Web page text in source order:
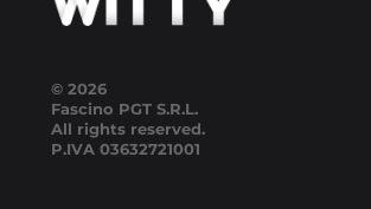
© 2026
Fascino PGT S.R.L.
All rights reserved.
P.IVA 03632721001